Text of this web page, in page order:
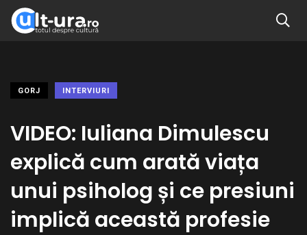
GORJ INTERVIURI
VIDEO: Iuliana Dimulescu
explică cum arată viața
unui psiholog și ce presiuni
implică această profesie